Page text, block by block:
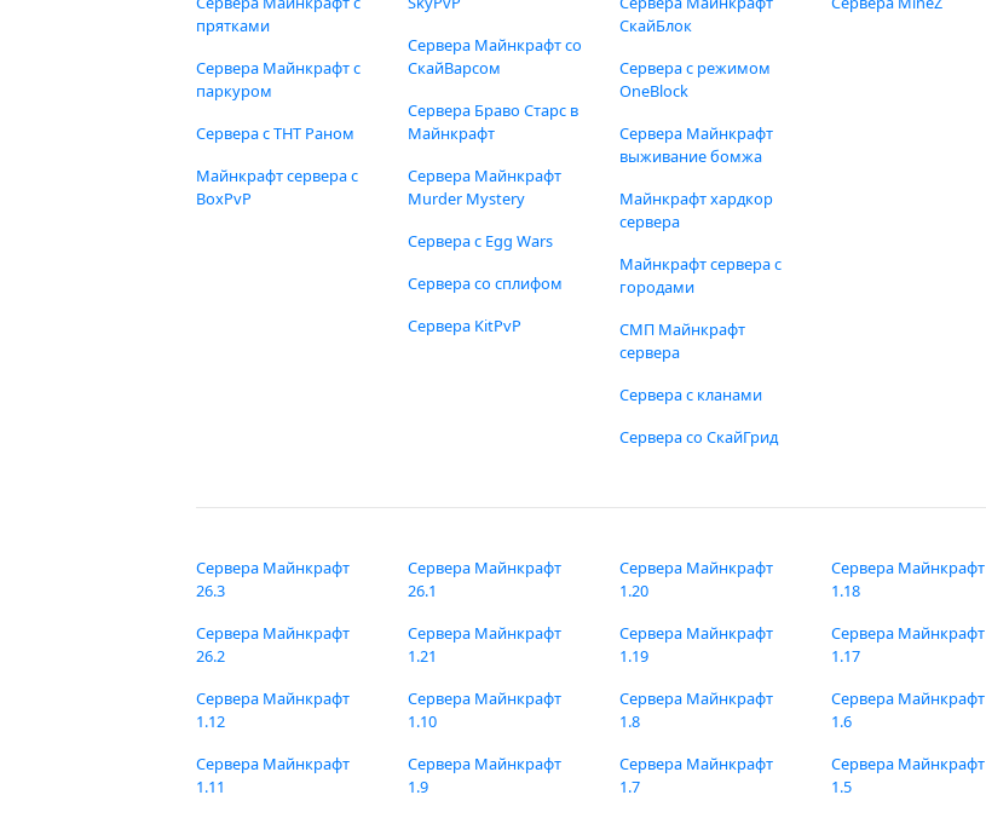
прятками
Сервера Майнкрафт с
паркуром
Сервера с ТНТ Раном
Майнкрафт сервера с
BoxPvP
Сервера Майнкрафт со
СкайВарсом
Сервера Браво Старс в
Майнкрафт
Сервера Майнкрафт
Murder Mystery
Сервера с Egg Wars
Сервера со сплифом
Сервера KitPvP
СкайБлок
Сервера с режимом
OneBlock
Сервера Майнкрафт
выживание бомжа
Майнкрафт хардкор
сервера
Майнкрафт сервера с
городами
СМП Майнкрафт
сервера
Сервера с кланами
Сервера со СкайГрид
Сервера Майнкрафт
26.3
Сервера Майнкрафт
26.2
Сервера Майнкрафт
26.1
Сервера Майнкрафт
1.21
Сервера Майнкрафт
1.20
Сервера Майнкрафт
1.19
Сервера Майнкрафт
1.18
Сервера Майнкрафт
1.17
Сервера Майнкрафт
1.12
Сервера Майнкрафт
1.11
Сервера Майнкрафт
1.10
Сервера Майнкрафт
1.9
Сервера Майнкрафт
1.8
Сервера Майнкрафт
1.7
Сервера Майнкрафт
1.6
Сервера Майнкрафт
1.5